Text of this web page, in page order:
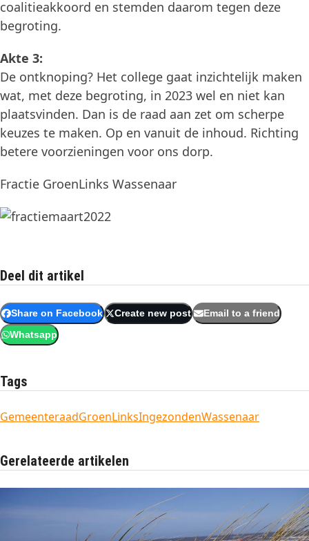
coalitieakkoord en stemden daarom tegen deze
begroting.
Akte 3:
De ontknoping? Het college gaat inzichtelijk maken
wat, met deze begroting, in 2023 wel en niet kan
plaatsvinden. Dan is de raad aan zet om scherpe
keuzes te maken. Op en vanuit de inhoud. Richting
betere voorzieningen voor ons dorp.
Fractie GroenLinks Wassenaar
Deel dit artikel
Share on Facebook Create new post Email to a friend
Whatsapp
Tags
GemeenteraadGroenLinksIngezondenWassenaar
Gerelateerde artikelen